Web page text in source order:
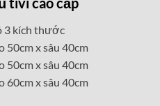
3 kích thước
50cm x sâu 40cm
50cm x sâu 40cm
60cm x sâu 40cm